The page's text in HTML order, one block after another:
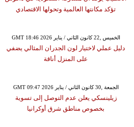
تؤكد مكانتها العالمية وتحولها الاقتصادي
GMT 18:46 2026 الخميس ,22 كانون الثاني / يناير
دليل عملي لاختيار لون الجدران المثالي يضفي
على المنزل أناقة
GMT 09:47 2026 الجمعة ,30 كانون الثاني / يناير
زيلينسكي يعلن عدم التوصل إلى تسوية
بخصوص مناطق شرق أوكرانيا